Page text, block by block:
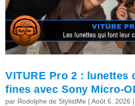
VITURE Pro 2 : lunettes
fines avec Sony Micro-
par Rodolphe de StylistMe |Août 6, 2026